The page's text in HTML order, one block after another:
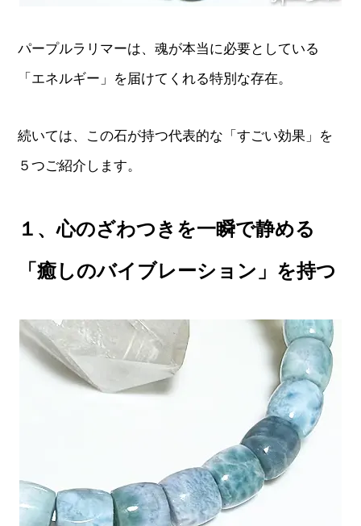
パープルラリマーは、魂が本当に必要としている
「エネルギー」を届けてくれる特別な存在。
続いては、この石が持つ代表的な「すごい効果」を
５つご紹介します。
１、心のざわつきを一瞬で静める
「癒しのバイブレーション」を持つ